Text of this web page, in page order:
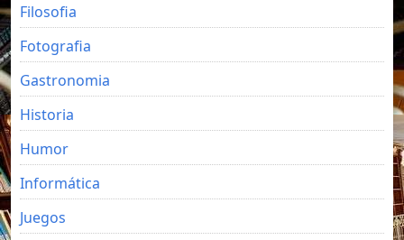
Filosofia
Fotografia
Gastronomia
Historia
Humor
Informática
Juegos